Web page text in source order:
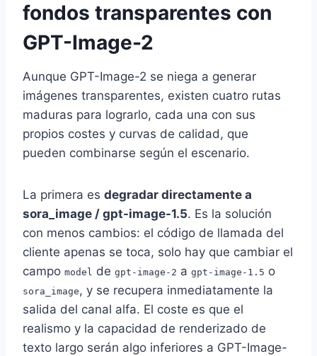
fondos transparentes con
GPT-Image-2
Aunque GPT-Image-2 se niega a generar
imágenes transparentes, existen cuatro rutas
maduras para lograrlo, cada una con sus
propios costes y curvas de calidad, que
pueden combinarse según el escenario.
La primera es degradar directamente a
sora_image / gpt-image-1.5. Es la solución
con menos cambios: el código de llamada del
cliente apenas se toca, solo hay que cambiar el
campo model de gpt-image-2 a gpt-image-1.5 o
sora_image, y se recupera inmediatamente la
salida del canal alfa. El coste es que el
realismo y la capacidad de renderizado de
texto largo serán algo inferiores a GPT-Image-